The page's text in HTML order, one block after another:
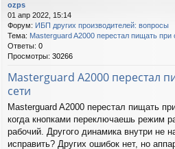
ozps
01 апр 2022, 15:14
Форум: ИБП других производителей: вопросы
Тема: Masterguard A2000 перестал пищать при
Ответы: 0
Просмотры: 30266
Masterguard A2000 перестал
сети
Masterguard A2000 перестал пищать
когда кнопками переключаешь режим
рабочий. Другого динамика внутри не
исправить? Других ошибок нет, но